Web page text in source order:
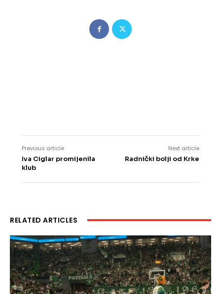
Previous article
Iva Ciglar promijenila
klub
Next article
Radnički bolji od Krke
RELATED ARTICLES